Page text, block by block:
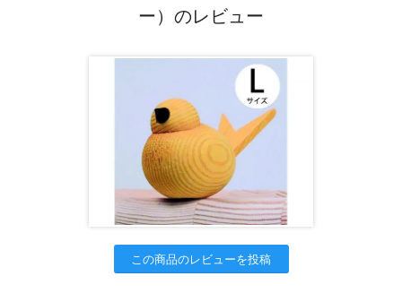
ー）のレビュー
この商品のレビューを投稿